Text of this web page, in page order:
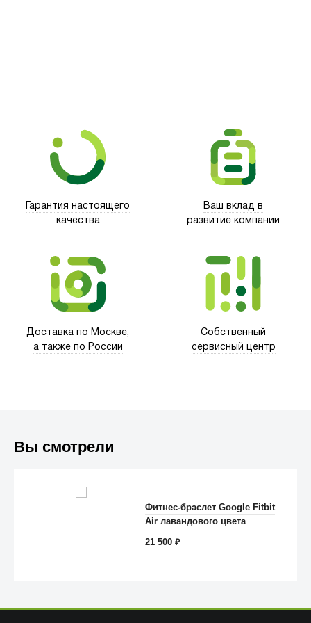
Гарантия настоящего
качества
Ваш вклад в
развитие компании
Доставка по Москве,
а также по России
Собственный
сервисный центр
Вы смотрели
Фитнес-браслет Google Fitbit
Air лавандового цвета
21 500₽